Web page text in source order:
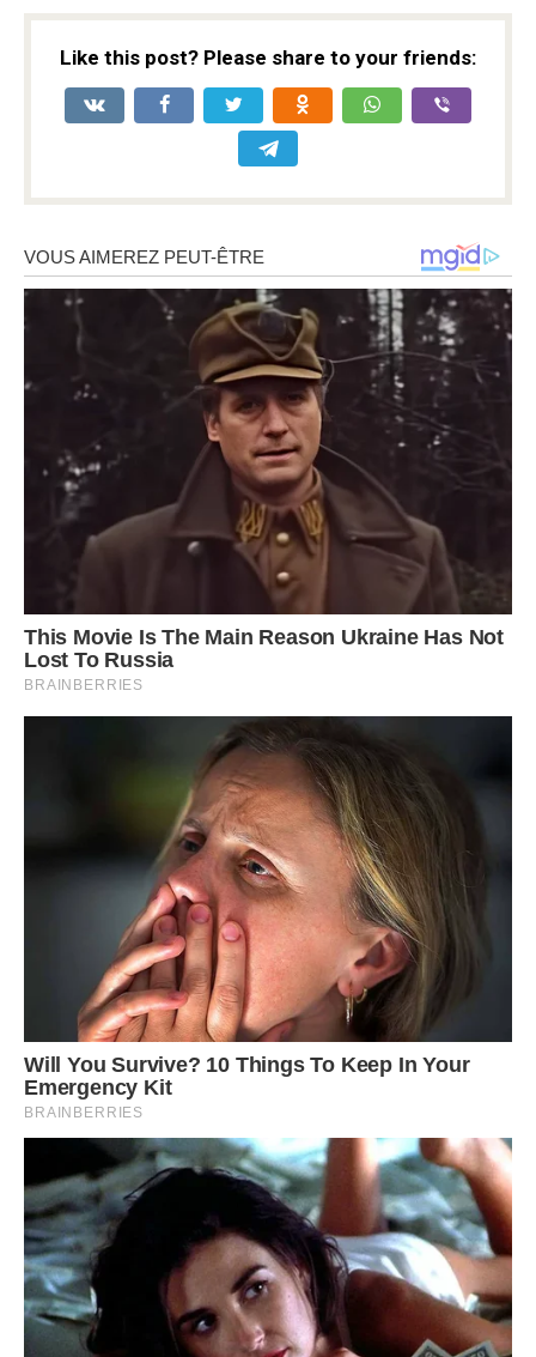
Like this post? Please share to your friends: